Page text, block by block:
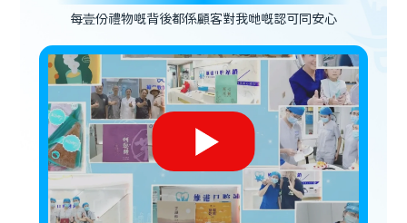
每壹份禮物嘅背後都係顧客對我哋嘅認可同安心